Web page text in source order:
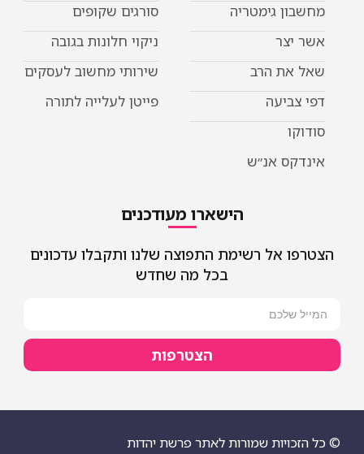
מחשבון גימטריה
אשר יצר
שאל את הרב
דפי צביעה
סודוקו
אינדקס אנ״ש
סורגים שקופים
ניקוי חלונות בגובה
שירותי מחשוב לעסקים
פייטן לעלייה לתורה
הישארו מעודכנים
הצטרפו אל רשימת התפוצה שלנו ותקבלו עדכונים
בכל מה שחדש
הצטרפות
© כל הזכויות שמורות לאתר פרשת יהדות